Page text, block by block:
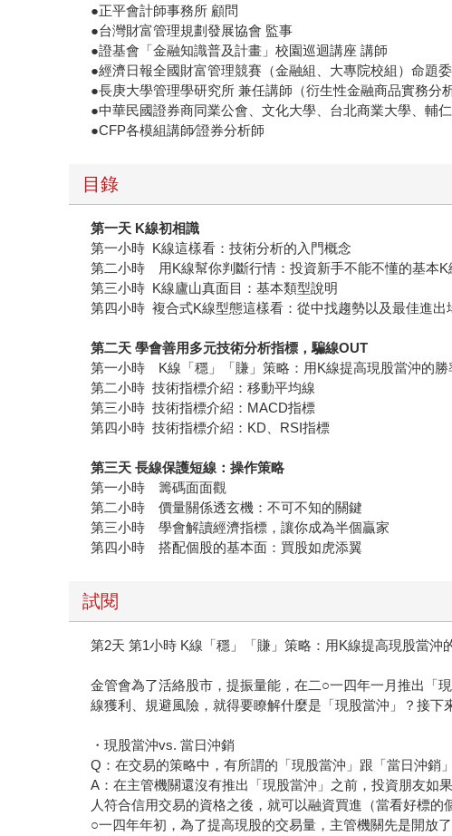
●正平會計師事務所 顧問
●台灣財富管理規劃發展協會 監事
●證基會「金融知識普及計畫」校園巡迴講座 講師
●經濟日報全國財富管理競賽（金融組、大專院校組）命題
●長庚大學管理學研究所 兼任講師（衍生性金融商品實務分析
●中華民國證券商同業公會、文化大學、台北商業大學、輔
●CFP各模組講師∕證券分析師
目錄
第一天 K線初相識
第一小時 K線這樣看：技術分析的入門概念
第二小時 用K線幫你判斷行情：投資新手不能不懂的基本K
第三小時 K線廬山真面目：基本類型說明
第四小時 複合式K線型態這樣看：從中找趨勢以及最佳進出
第二天學會善用多元技術分析指標，騙線OUT
第一小時 K線「穩」「賺」策略：用K線提高現股當沖的勝
第二小時 技術指標介紹：移動平均線
第三小時 技術指標介紹：MACD指標
第四小時 技術指標介紹：KD、RSI指標
第三天 長線保護短線：操作策略
第一小時 籌碼面面觀
第二小時 價量關係透玄機：不可不知的關鍵
第三小時 學會解讀經濟指標，讓你成為半個贏家
第四小時 搭配個股的基本面：買股如虎添翼
試閱
第2天 第1小時 K線「穩」「賺」策略：用K線提高現股當沖
金管會為了活絡股市，提振量能，在二○一四年一月推出「
線獲利、規避風險，就得要瞭解什麼是「現股當沖」？接下
・現股當沖vs. 當日沖銷
Q：在交易的策略中，有所謂的「現股當沖」跟「當日沖銷
A：在主管機關還沒有推出「現股當沖」之前，投資朋友如
人符合信用交易的資格之後，就可以融資買進（當看好標
○一四年年初，為了提高現股的交易量，主管機關先是開放